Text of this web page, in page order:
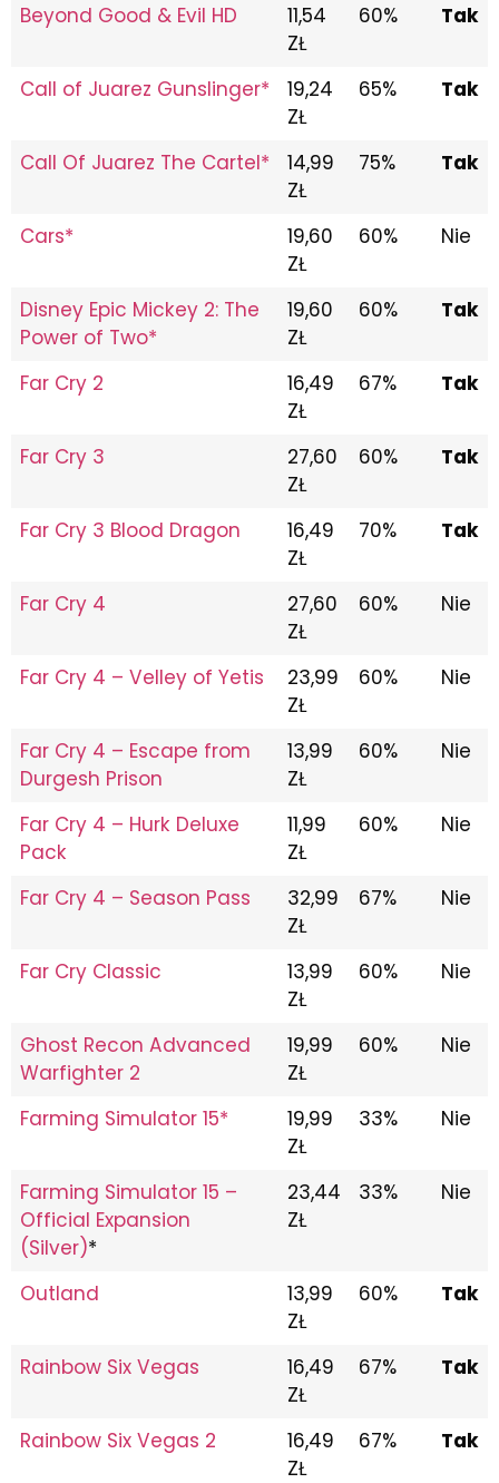
Beyond Good & Evil HD
11,54
ZŁ
60% Tak
Call of Juarez Gunslinger*
19,24
ZŁ
65% Tak
Call Of Juarez The Cartel*
14,99
ZŁ
75% Tak
Cars*
19,60
ZŁ
60% Nie
Disney Epic Mickey 2: The
Power of Two*
19,60
ZŁ
60% Tak
Far Cry 2
16,49
ZŁ
67% Tak
Far Cry 3
27,60
ZŁ
60% Tak
Far Cry 3 Blood Dragon
16,49
ZŁ
70% Tak
Far Cry 4
27,60
ZŁ
60% Nie
Far Cry 4 – Velley of Yetis
23,99
ZŁ
60% Nie
Far Cry 4 – Escape from
Durgesh Prison
13,99
ZŁ
60% Nie
Far Cry 4 – Hurk Deluxe
Pack
11,99
ZŁ
60% Nie
Far Cry 4 – Season Pass
32,99
ZŁ
67% Nie
Far Cry Classic
13,99
ZŁ
60% Nie
Ghost Recon Advanced
Warfighter 2
19,99
ZŁ
60% Nie
Farming Simulator 15*
19,99
ZŁ
33% Nie
Farming Simulator 15 –
Official Expansion
(Silver)*
23,44
ZŁ
33% Nie
Outland
13,99
ZŁ
60% Tak
Rainbow Six Vegas
16,49
ZŁ
67% Tak
Rainbow Six Vegas 2
16,49
ZŁ
67% Tak